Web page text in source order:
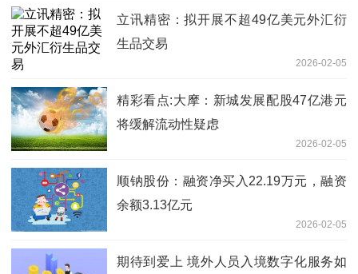
立讯精密：拟开展不超49亿美元外汇衍
生品交易
2026-02-05
精彩看点:大摩：新城发展配股47亿港元
将缓解流动性疑虑
2026-02-05
顺钠股份：融资净买入22.19万元，融资
余额3.13亿元
2026-02-05
期待到爱上 境外人员入境数字化服务如